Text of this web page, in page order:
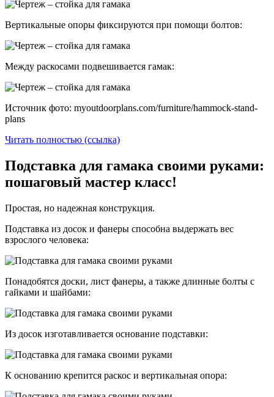
Вертикальные опоры фиксируются при помощи болтов:
Между раскосами подвешивается гамак:
Источник фото: myoutdoorplans.com/furniture/hammock-stand-
plans
Читать полностью (ссылка)
Подставка для гамака своими руками:
пошаговый мастер класс!
Простая, но надежная конструкция.
Подставка из досок и фанеры способна выдержать вес
взрослого человека:
Понадобятся доски, лист фанеры, а также длинные болты с
гайками и шайбами:
Из досок изготавливается основание подставки:
К основанию крепится раскос и вертикальная опора: